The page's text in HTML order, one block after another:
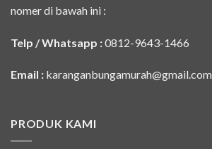
nomer di bawah ini :
Telp / Whatsapp :0812-9643-1466
Email : karanganbungamurah@gmail.com
PRODUK KAMI